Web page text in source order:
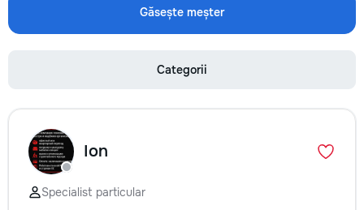
салона. Услуги
придерживаемся
используя
Găsește meșter
Categorii
Ion
Specialist particular